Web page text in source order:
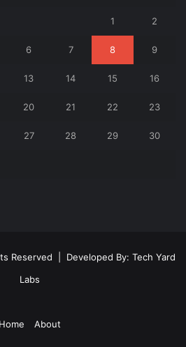
1 2
6 7 8 9
13 14 15 16
20 21 22 23
27 28 29 30
Reserved | Developed By: Tech Yard
Labs
Home About